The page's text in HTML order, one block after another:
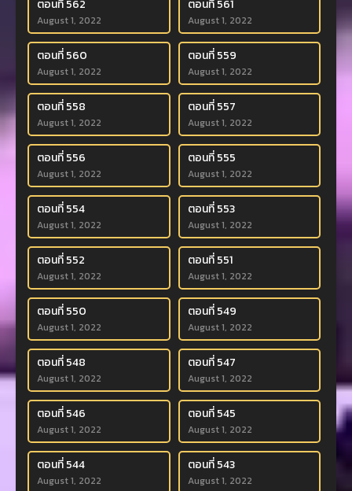
ตอนที่ 562
August 1, 2022
ตอนที่ 561
August 1, 2022
ตอนที่ 560
August 1, 2022
ตอนที่ 559
August 1, 2022
ตอนที่ 558
August 1, 2022
ตอนที่ 557
August 1, 2022
ตอนที่ 556
August 1, 2022
ตอนที่ 555
August 1, 2022
ตอนที่ 554
August 1, 2022
ตอนที่ 553
August 1, 2022
ตอนที่ 552
August 1, 2022
ตอนที่ 551
August 1, 2022
ตอนที่ 550
August 1, 2022
ตอนที่ 549
August 1, 2022
ตอนที่ 548
August 1, 2022
ตอนที่ 547
August 1, 2022
ตอนที่ 546
August 1, 2022
ตอนที่ 545
August 1, 2022
ตอนที่ 544
August 1, 2022
ตอนที่ 543
August 1, 2022